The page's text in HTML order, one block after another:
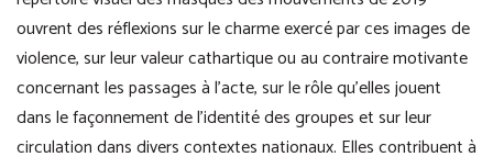
ouvrent des réflexions sur le charme exercé par ces images de
violence, sur leur valeur cathartique ou au contraire motivante
concernant les passages à l’acte, sur le rôle qu’elles jouent
dans le façonnement de l’identité des groupes et sur leur
circulation dans divers contextes nationaux. Elles contribuent à